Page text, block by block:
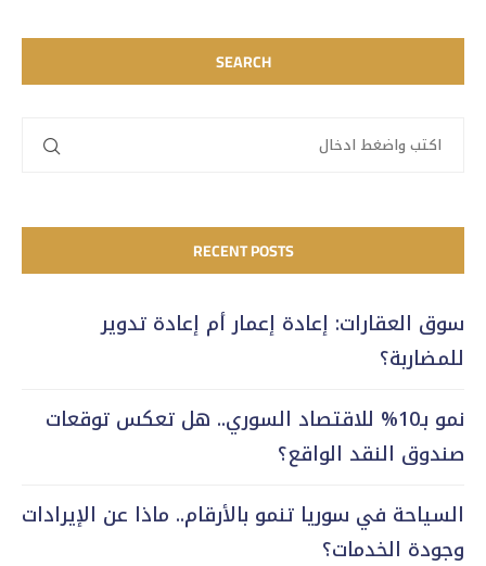
SEARCH
RECENT POSTS
سوق العقارات: إعادة إعمار أم إعادة تدوير
للمضاربة؟
نمو بـ10% للاقتصاد السوري.. هل تعكس توقعات
صندوق النقد الواقع؟
السياحة في سوريا تنمو بالأرقام.. ماذا عن الإيرادات
وجودة الخدمات؟